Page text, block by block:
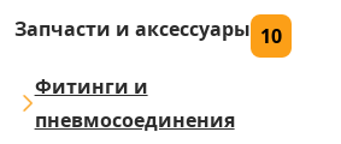
Запчасти и аксессуары 10
Фитинги и
пневмосоединения